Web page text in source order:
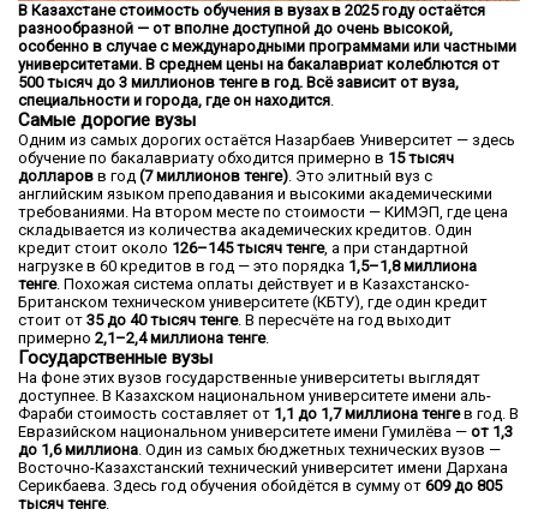
В Казахстане стоимость обучения в вузах в 2025 году остаётся
разнообразной — от вполне доступной до очень высокой,
особенно в случае с международными программами или частными
университетами. В среднем цены на бакалавриат колеблются от
500 тысяч до 3 миллионов тенге в год. Всё зависит от вуза,
специальности и города, где он находится.
Самые дорогие вузы
Одним из самых дорогих остаётся Назарбаев Университет — здесь
обучение по бакалавриату обходится примерно в 15 тысяч
долларов в год (7 миллионов тенге). Это элитный вуз с
английским языком преподавания и высокими академическими
требованиями. На втором месте по стоимости — КИМЭП, где цена
складывается из количества академических кредитов. Один
кредит стоит около 126–145 тысяч тенге, а при стандартной
нагрузке в 60 кредитов в год — это порядка 1,5–1,8 миллиона
тенге. Похожая система оплаты действует и в Казахстанско-
Британском техническом университете (КБТУ), где один кредит
стоит от 35 до 40 тысяч тенге. В пересчёте на год выходит
примерно 2,1–2,4 миллиона тенге.
Государственные вузы
На фоне этих вузов государственные университеты выглядят
доступнее. В Казахском национальном университете имени аль-
Фараби стоимость составляет от 1,1 до 1,7 миллиона тенгев год. В
Евразийском национальном университете имени Гумилёва — от 1,3
до 1,6 миллиона. Один из самых бюджетных технических вузов —
Восточно-Казахстанский технический университет имени Дархана
Серикбаева. Здесь год обучения обойдётся в сумму от 609 до 805
тысяч тенге.